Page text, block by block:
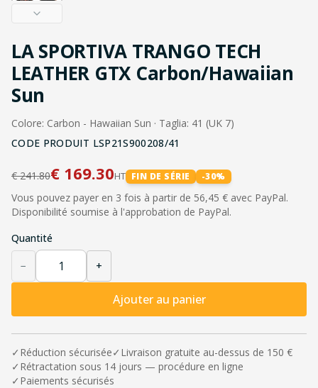
LA SPORTIVA TRANGO TECH
LEATHER GTX Carbon/Hawaiian
Sun
Colore: Carbon - Hawaiian Sun · Taglia: 41 (UK 7)
CODE PRODUIT LSP21S900208/41
€241.80€ 169.30HT FIN DE SÉRIE -30%
Vous pouvez payer en 3 fois à partir de 56,45 € avec PayPal.
Disponibilité soumise à l'approbation de PayPal.
Quantité
− +
Ajouter au panier
✓ Réduction sécurisée✓ Livraison gratuite au-dessus de 150 €
✓ Rétractation sous 14 jours — procédure en ligne
✓ Paiements sécurisés